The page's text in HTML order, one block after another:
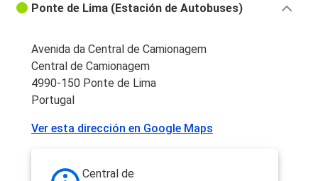
Ponte de Lima (Estación de Autobuses)
Avenida da Central de Camionagem
Central de Camionagem
4990-150 Ponte de Lima
Portugal
Ver esta dirección en Google Maps
Central de